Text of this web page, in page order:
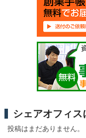
シェアオフィ
投稿はまだありません。